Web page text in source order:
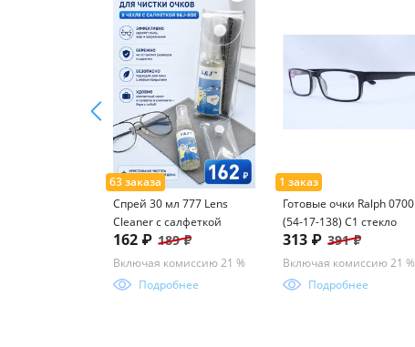
Спрей 30 мл 777 Lens
Cleaner с салфеткой
162 ₽ 189 ₽
Включая комиссию 21 %
Подробнее
Готовые очки Ralph 0700
(54-17-138) C1 стекло
313 ₽ 391 ₽
Включая комиссию 21 %
Подробнее